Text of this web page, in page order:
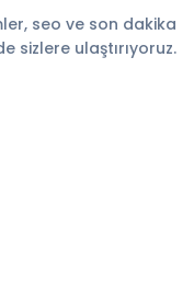
seo ve son dakika
sizlere ulaştırıyoruz.